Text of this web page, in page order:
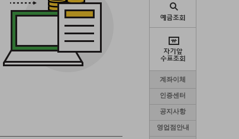
계좌이체
인증센터
공지사항
영업점안내